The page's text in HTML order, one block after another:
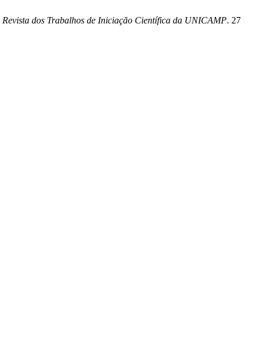
Revista dos Trabalhos de Iniciação Científica da UNICAMP. 27